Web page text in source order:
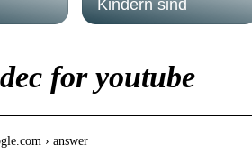
Kindern sind
for youtube
› answer